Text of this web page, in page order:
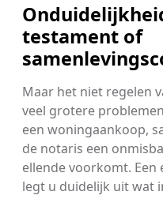
testament of
Maar het niet regelen
veel grotere
een woningaankoop,
de notaris een
ellende voorkomt.
legt u duidelijk uit wat